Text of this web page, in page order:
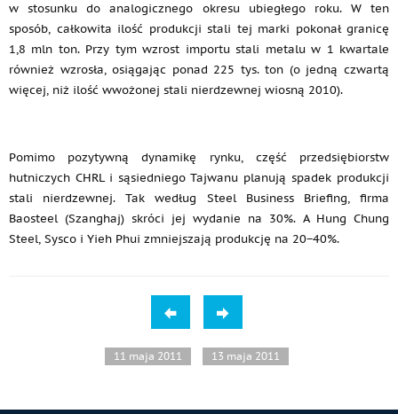
w stosunku do analogicznego okresu ubiegłego roku. W ten
sposób, całkowita ilość produkcji stali tej marki pokonał granicę
1,8 mln ton. Przy tym wzrost importu stali metalu w 1 kwartale
również wzrosła, osiągając ponad 225 tys. ton (o jedną czwartą
więcej, niż ilość wwożonej stali nierdzewnej wiosną 2010).
Pomimo pozytywną dynamikę rynku, część przedsiębiorstw
hutniczych CHRL i sąsiedniego Tajwanu planują spadek produkcji
stali nierdzewnej. Tak według Steel Business Briefing, firma
Baosteel (Szanghaj) skróci jej wydanie na 30%. A Hung Chung
Steel, Sysco i Yieh Phui zmniejszają produkcję na 20−40%.
11 maja 2011 13 maja 2011